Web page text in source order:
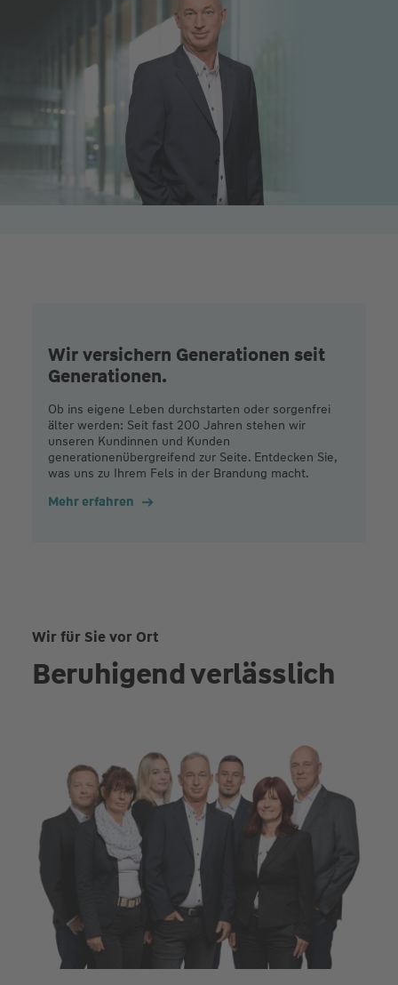
Wir versichern Generationen seit
Generationen.
Ob ins eigene Leben durchstarten oder sorgenfrei
älter werden: Seit fast 200 Jahren stehen wir
unseren Kundinnen und Kunden
generationenübergreifend zur Seite. Entdecken Sie,
was uns zu Ihrem Fels in der Brandung macht.
Mehr erfahren
Wir für Sie vor Ort
Beruhigend verlässlich